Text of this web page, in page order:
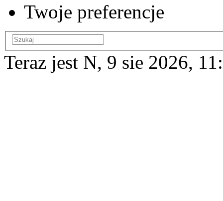
Twoje preferencje
Teraz jest N, 9 sie 2026,